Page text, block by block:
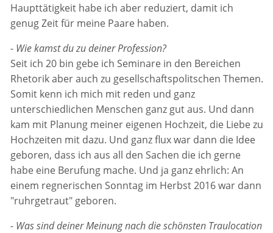
Haupttätigkeit habe ich aber reduziert, damit ich
genug Zeit für meine Paare haben.
- Wie kamst du zu deiner Profession?
Seit ich 20 bin gebe ich Seminare in den Bereichen
Rhetorik aber auch zu gesellschaftspolitschen Themen.
Somit kenn ich mich mit reden und ganz
unterschiedlichen Menschen ganz gut aus. Und dann
kam mit Planung meiner eigenen Hochzeit, die Liebe zu
Hochzeiten mit dazu. Und ganz flux war dann die Idee
geboren, dass ich aus all den Sachen die ich gerne
habe eine Berufung mache. Und ja ganz ehrlich: An
einem regnerischen Sonntag im Herbst 2016 war dann
"ruhrgetraut" geboren.
- Was sind deiner Meinung nach die schönsten Traulocation